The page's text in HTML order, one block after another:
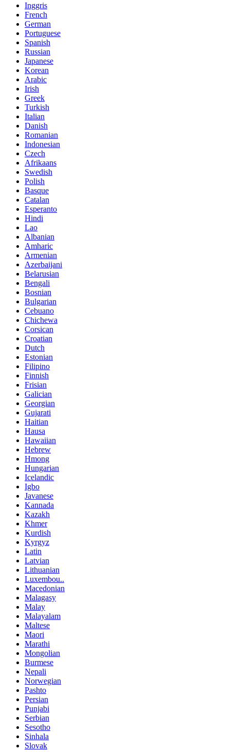
Inggris
French
German
Portuguese
Spanish
Russian
Japanese
Korean
Arabic
Irish
Greek
Turkish
Italian
Danish
Romanian
Indonesian
Czech
Afrikaans
Swedish
Polish
Basque
Catalan
Esperanto
Hindi
Lao
Albanian
Amharic
Armenian
Azerbaijani
Belarusian
Bengali
Bosnian
Bulgarian
Cebuano
Chichewa
Corsican
Croatian
Dutch
Estonian
Filipino
Finnish
Frisian
Galician
Georgian
Gujarati
Haitian
Hausa
Hawaiian
Hebrew
Hmong
Hungarian
Icelandic
Igbo
Javanese
Kannada
Kazakh
Khmer
Kurdish
Kyrgyz
Latin
Latvian
Lithuanian
Luxembou..
Macedonian
Malagasy
Malay
Malayalam
Maltese
Maori
Marathi
Mongolian
Burmese
Nepali
Norwegian
Pashto
Persian
Punjabi
Serbian
Sesotho
Sinhala
Slovak